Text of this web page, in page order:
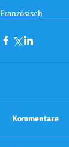
Französisch
Kommentare